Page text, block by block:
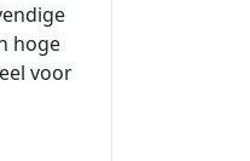
hoge
voor